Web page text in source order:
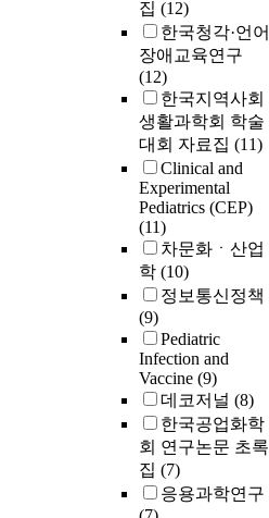
집 (12)
한국청각·언어
장애교육연구
(12)
한국지역사회
생활과학회 학술
대회 자료집 (11)
Clinical and
Experimental
Pediatrics (CEP)
(11)
차문화ㆍ산업
학 (10)
정보통신정책
(9)
Pediatric
Infection and
Vaccine (9)
데코저널 (8)
한국공업화학
회 연구논문 초록
집 (7)
응용과학연구